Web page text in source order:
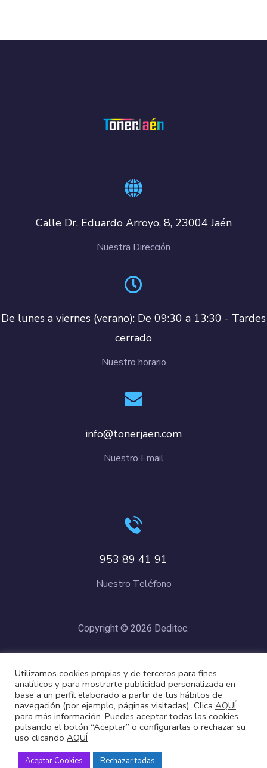
Calle Dr. Eduardo Arroyo, 8, 23004 Jaén
Nuestra Dirección
De lunes a viernes (verano): De 09:30 a 13:30 - Tardes
cerrado
Nuestro horario
info@tonerjaen.com
Nuestro Email
953 89 41 91
Nuestro Teléfono
Copyright © 2026 Deditec.
Cookies
Utilizamos cookies propias y de terceros para fines
analíticos y para mostrarte publicidad personalizada en
base a un perfil elaborado a partir de tus hábitos de
navegación (por ejemplo, páginas visitadas). Clica AQUÍ
para más información. Puedes aceptar todas las cookies
pulsando el botón “Aceptar” o configurarlas o rechazar su
uso clicando AQUÍ
Aceptar Cookies Rechazar todas